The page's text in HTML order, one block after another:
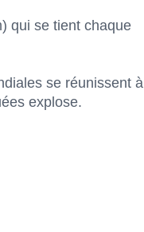
qui se tient chaque
se réunissent à
explose.